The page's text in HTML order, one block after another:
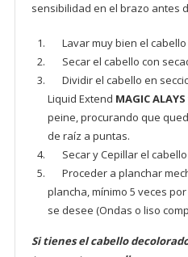
sensibilidad en el brazo antes
Lavar muy bien el cabello
Secar el cabello con
Dividir el cabello en
Liquid Extend MAGIC ALAYS
peine, procurando que
de raíz a puntas.
Secar y Cepillar el
Proceder a planchar
plancha, mínimo 5 veces
se desee (Ondas o liso
Si tienes el cabello